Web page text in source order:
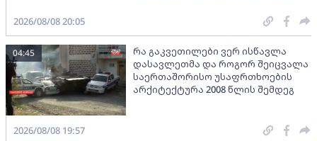
2026/08/08 20:05
რა გაკვეთილები ვერ ისწავლა
დასავლეთმა და როგორ შეიცვალა
საერთაშორისო უსაფრთხოების
არქიტექტურა 2008 წლის შემდეგ
04:45
2026/08/08 19:57